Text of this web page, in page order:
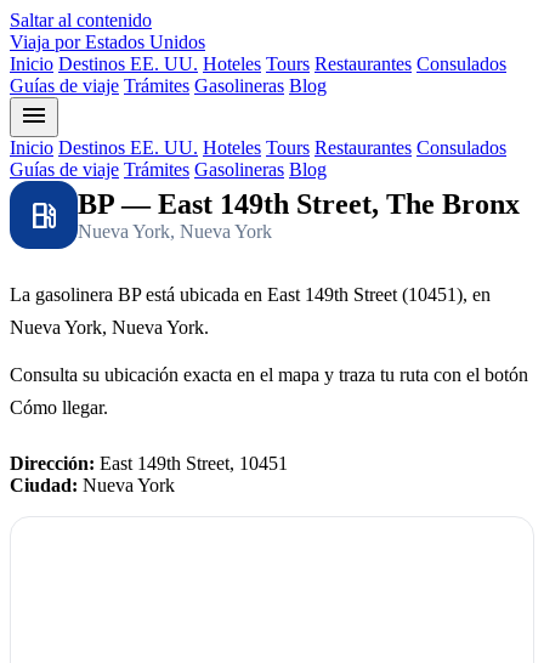
Saltar al contenido
Viaja por Estados Unidos
Inicio Destinos EE. UU. Hoteles Tours Restaurantes Consulados
Guías de viaje Trámites Gasolineras Blog
menu
Inicio Destinos EE. UU. Hoteles Tours Restaurantes Consulados
Guías de viaje Trámites Gasolineras Blog
local_gas_station BP — East 149th Street, The Bronx
Nueva York, Nueva York
La gasolinera BP está ubicada en East 149th Street (10451), en
Nueva York, Nueva York.
Consulta su ubicación exacta en el mapa y traza tu ruta con el botón
Cómo llegar.
Dirección: East 149th Street, 10451
Ciudad: Nueva York